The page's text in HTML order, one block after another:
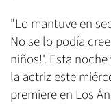
"Lo mantuve en
No se lo podía
niños!'. Esta
la actriz este
premiere en Los